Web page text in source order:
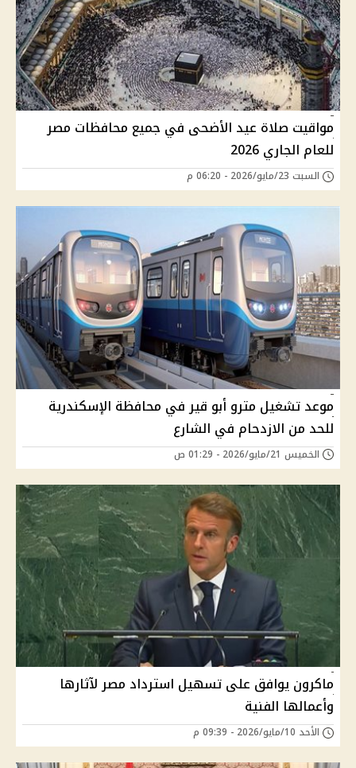
مواقيت صلاة عيد الأضحى في جميع محافظات مصر
للعام الجاري 2026
السبت 23/مايو/2026 - 06:20 م
موعد تشغيل مترو أبو قير في محافظة الإسكندرية
للحد من الازدحام في الشارع
الخميس 21/مايو/2026 - 01:29 ص
ماكرون يوافق على تسهيل استرداد مصر لآثارها
وأعمالها الفنية
الأحد 10/مايو/2026 - 09:39 م